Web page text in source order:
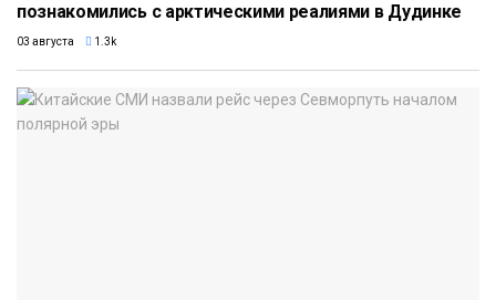
познакомились с арктическими реалиями в Дудинке
03 августа 1.3k